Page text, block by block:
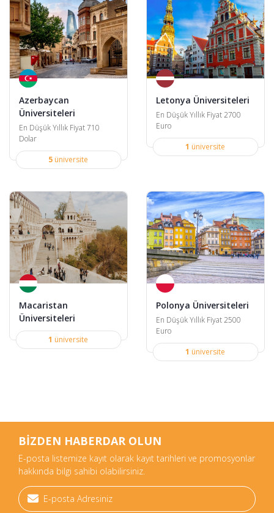
Azerbaycan
Üniversiteleri
En Düşük Yıllık Fiyat 710
Dolar
5 üniversite
Letonya Üniversiteleri
En Düşük Yıllık Fiyat 2700
Euro
1 üniversite
Macaristan
Üniversiteleri
1 üniversite
Polonya Üniversiteleri
En Düşük Yıllık Fiyat 2500
Euro
1 üniversite
BİZDEN HABERDAR OLUN
E-posta listemize kayıt olarak kayıt tarihleri ve promosyonlar
hakkında bilgi sahibi olabilirsiniz.